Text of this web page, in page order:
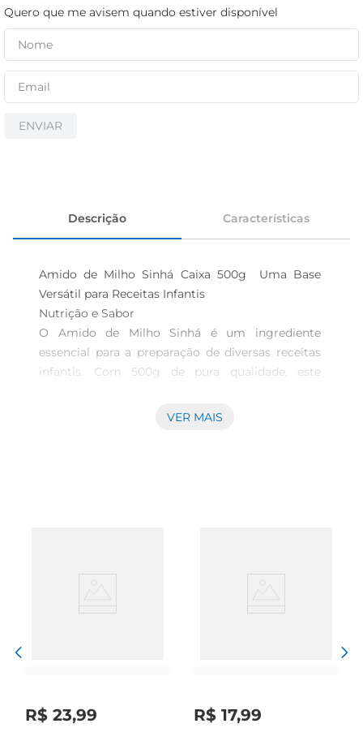
Quero que me avisem quando estiver disponível
ENVIAR
Descrição Características
Amido de Milho Sinhá Caixa 500g  Uma Base
Versátil para Receitas Infantis
Nutrição e Sabor
O Amido de Milho Sinhá é um ingrediente
essencial para a preparação de diversas receitas
infantis. Com 500g de pura qualidade, este
sobremesas. É uma opção prática que ajuda a
as refeições dos pequenos ainda mais saborosas.
carnes, permitindo a criação de pratos variados. A
VER MAIS
R$ 23,99 R$ 17,99
biscoito
papel higiênico